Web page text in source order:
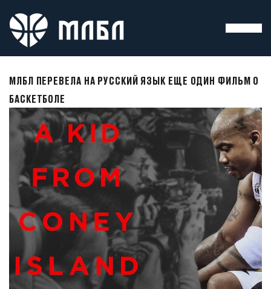
МЛБЛ ПЕРЕВЕЛА НА РУССКИЙ ЯЗЫК ЕЩЕ ОДИН ФИЛЬМ О
БАСКЕТБОЛЕ